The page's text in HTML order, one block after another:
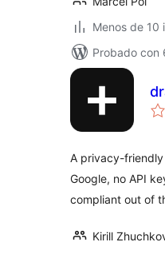
Menos de 10
Probado con
A privacy-
Google, no API
compliant out of
Kirill